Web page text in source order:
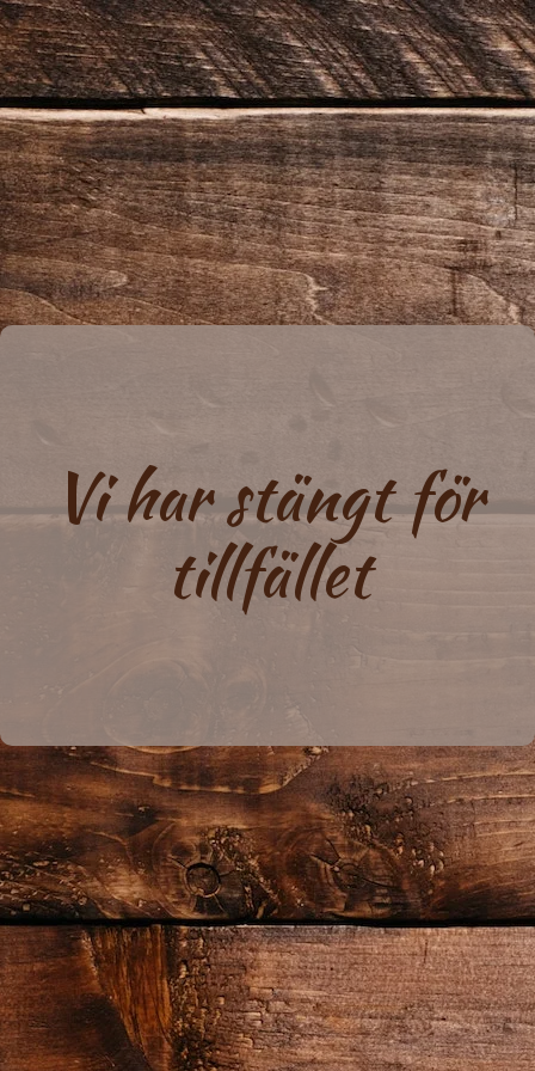
Vi har stängt för
tillfället